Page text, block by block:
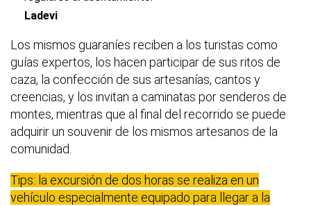
Ladevi
Los mismos guaraníes reciben a los turistas como
guías expertos, los hacen participar de sus ritos de
caza, la confección de sus artesanías, cantos y
creencias, y los invitan a caminatas por senderos de
montes, mientras que al final del recorrido se puede
adquirir un souvenir de los mismos artesanos de la
comunidad.
Tips: la excursión de dos horas se realiza en un
vehículo especialmente equipado para llegar a la